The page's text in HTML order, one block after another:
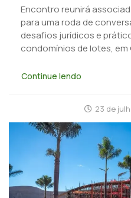
Encontro reunirá
para uma roda de
desafios jurídicos e
condomínios de lotes, em
Continue lendo
23 de